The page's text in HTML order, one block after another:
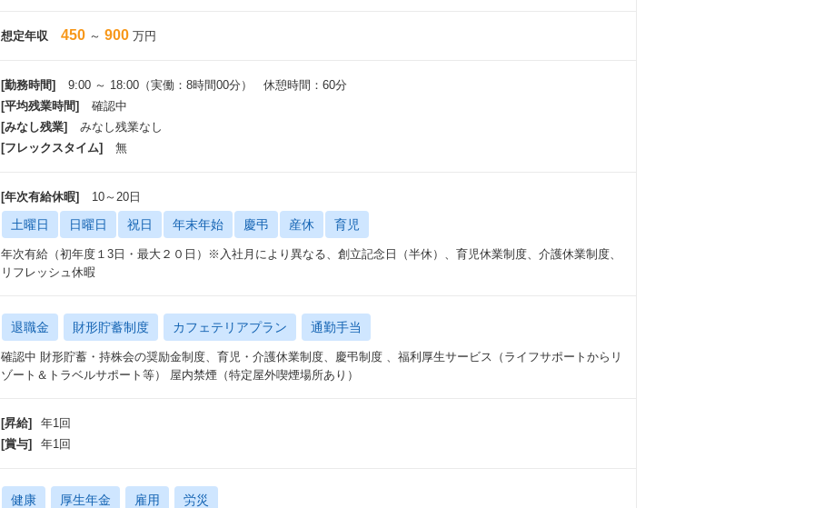
想定年収 450 ～ 900 万円
[勤務時間]
9:00 ～ 18:00（実働：8時間00分） 休憩時間：60分
[平均残業時間]
確認中
[みなし残業]
みなし残業なし
[フレックスタイム]
無
[年次有給休暇] 10～20日
土曜日 日曜日 祝日 年末年始 慶弔 産休 育児
年次有給（初年度１3日・最大２０日）※入社月により異なる、創立記念日（半休）、育児休業制度、介護休業制度、
リフレッシュ休暇
退職金 財形貯蓄制度 カフェテリアプラン 通勤手当
確認中 財形貯蓄・持株会の奨励金制度、育児・介護休業制度、慶弔制度 、福利厚生サービス（ライフサポートからリ
ゾート＆トラベルサポート等） 屋内禁煙（特定屋外喫煙場所あり）
[昇給]
年1回
[賞与]
年1回
健康 厚生年金 雇用 労災